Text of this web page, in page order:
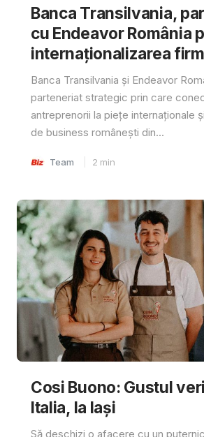
Banca Transilvania,
cu Endeavor România
internaționalizarea
Banca Transilvania și Endeavor
parteneriat strategic prin care
antreprenorii la piețe internaționale
de business românești din...
Team 2 min
Cosi Buono: Gustul
Italia, la Iași
Să deschizi o afacere cu un